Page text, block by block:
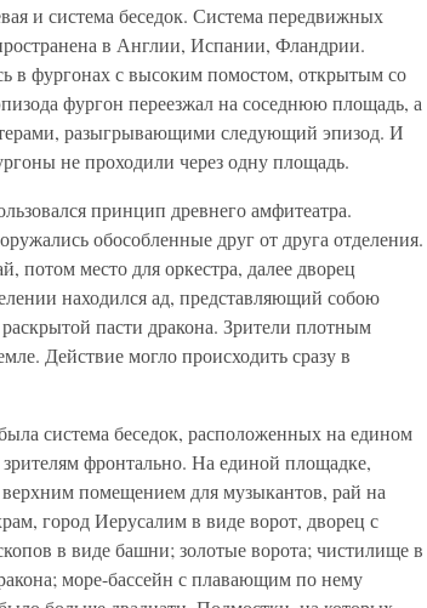
и система беседок. Система передвижных
в Англии, Испании, Фландрии.
в фургонах с высоким помостом, открытым со
фургон переезжал на соседнюю площадь, а
разыгрывающими следующий эпизод. И
не проходили через одну площадь.
принцип древнего амфитеатра.
обособленные друг от друга отделения.
потом место для оркестра, далее дворец
находился ад, представляющий собою
пасти дракона. Зрители плотным
Действие могло происходить сразу в
система беседок, расположенных на едином
фронтально. На единой площадке,
помещением для музыкантов, рай на
город Иерусалим в виде ворот, дворец с
в виде башни; золотые ворота; чистилище в
море-бассейн с плавающим по нему